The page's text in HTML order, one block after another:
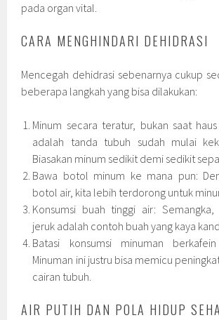
pada organ vital.
CARA MENGHINDARI DEHIDRASI
Mencegah dehidrasi sebenarnya cukup
beberapa langkah yang bisa dilakukan:
Minum secara teratur, bukan saat
adalah tanda tubuh sudah mulai
Biasakan minum sedikit demi sedikit
Bawa botol minum ke mana pun:
botol air, kita lebih terdorong untuk
Konsumsi buah tinggi air:
jeruk adalah contoh buah yang kaya
Batasi konsumsi minuman
Minuman ini justru bisa memicu
cairan tubuh.
AIR PUTIH DAN POLA HIDUP